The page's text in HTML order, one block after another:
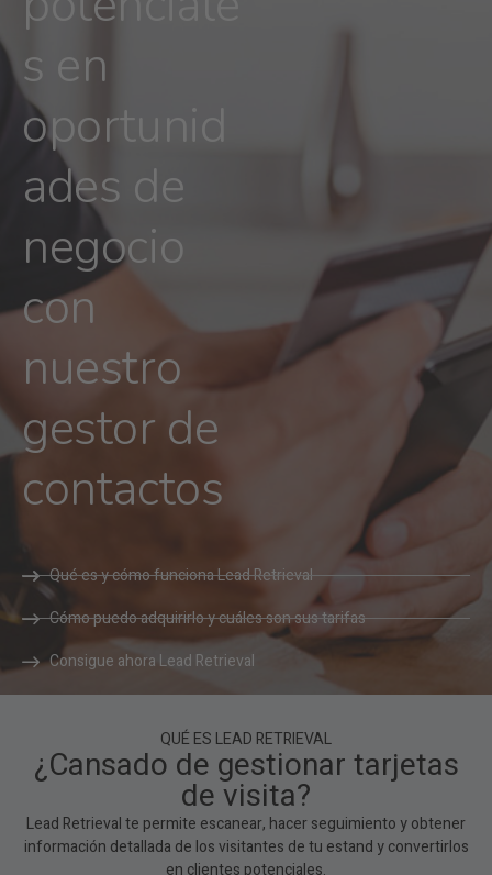
s en
oportunid
ades de
negocio
con
nuestro
gestor de
contactos
Qué es y cómo funciona Lead Retrieval
Cómo puedo adquirirlo y cuáles son sus tarifas
Consigue ahora Lead Retrieval
QUÉ ES LEAD RETRIEVAL
¿Cansado de gestionar tarjetas
de visita?
Lead Retrieval te permite escanear, hacer seguimiento y obtener
información detallada de los visitantes de tu estand y convertirlos